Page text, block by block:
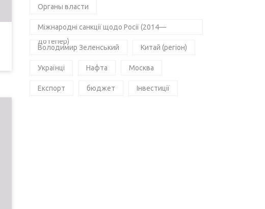
Органы власти
Міжнародні санкції щодо Росії (2014—
дотепер)
Володимир Зеленський Китай (регіон)
Українці Нафта Москва
Експорт бюджет Інвестиції